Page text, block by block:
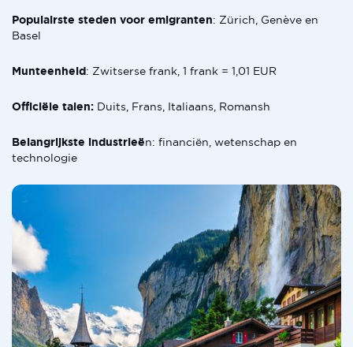
Populairste steden voor emigranten: Zürich, Genève en
Basel
Munteenheid: Zwitserse frank, 1 frank = 1,01 EUR
Officiële talen: Duits, Frans, Italiaans, Romansh
Belangrijkste industrieën: financiën, wetenschap en
technologie